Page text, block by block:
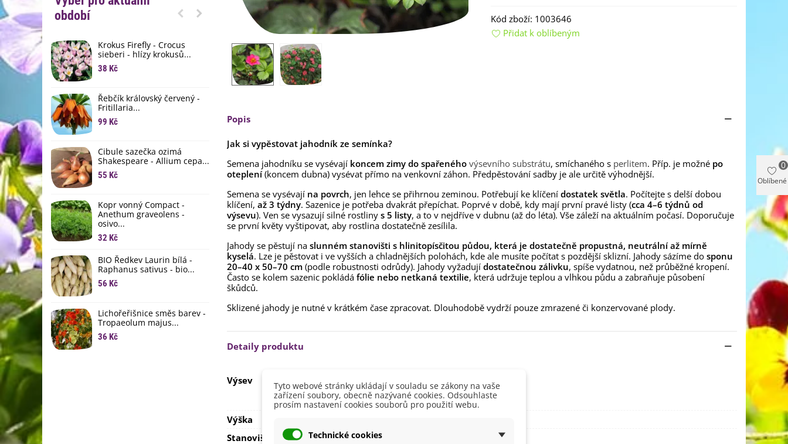
období
Krokus Firefly - Crocus
sieberi - hlízy krokusů...
38 Kč
Řebčík královský červený -
Fritillaria...
99 Kč
Cibule sazečka ozimá
Shakespeare - Allium cepa...
55 Kč
Kopr vonný Compact -
Anethum graveolens -
osivo...
32 Kč
BIO Ředkev Laurin bílá -
Raphanus sativus - bio...
56 Kč
Lichořeřišnice směs barev -
Tropaeolum majus...
36 Kč
Semínkové bomby - dárkový
box na vajíčka -...
192 Kč
Daucus carota - osivo...
34 Kč
Lilie Canova - Lilium - cibule
lilií - 1 ks
60 Kč 85 Kč -30%
Begonie plnokvětá žlutá -
60 Kč 85 Kč -30%
Eukalyptus Baby Blue -
Blahovičník - Eukalyptus...
Kód zboží: 1003646
Přidat k oblíbeným
Popis
Jak si vypěstovat jahodník ze semínka?
Semena jahodníku se vysévají koncem zimy do spařeného výsevního substrátu, smíchaného s perlitem. Příp. je možné po
oteplení(koncem dubna) vysévat přímo na venkovní záhon. Předpěstování sadby je ale určitě výhodnější.
Semena se vysévají na povrch, jen lehce se přihrnou zeminou. Potřebují ke klíčení dostatek světla. Počítejte s delší dobou
klíčení, až 3 týdny. Sazenice je potřeba dvakrát přepíchat. Poprvé v době, kdy mají první pravé listy (cca 4–6 týdnů od
výsevu). Ven se vysazují silné rostliny s 5 listy, a to v nejdříve v dubnu (až do léta). Vše záleží na aktuálním počasí. Doporučuje
se první květy vyštipovat, aby rostlina dostatečně zesílila.
Jahody se pěstují na slunném stanovišti s hlinitopísčitou půdou, která je dostatečně propustná, neutrální až mírně
kyselá. Lze je pěstovat i ve vyšších a chladnějších polohách, kde ale musíte počítat s pozdější sklizní. Jahody sázíme do sponu
20–40 x 50–70 cm (podle robustnosti odrůdy). Jahody vyžadují dostatečnou zálivku, spíše vydatnou, než průběžné kropení.
Často se kolem sazenic pokládá fólie nebo netkaná textilie, která udržuje teplou a vlhkou půdu a zabraňuje působení
škůdců.
Sklizené jahody je nutné v krátkém čase zpracovat. Dlouhodobě vydrží pouze zmrazené či konzervované plody.
Detaily produktu
Výsev
Březen
Duben
Únor
Výška
Stanoviště
Slunečné
Oblíbené
0
Tyto webové stránky ukládají v souladu se zákony na vaše
zařízení soubory, obecně nazývané cookies. Odsouhlaste
prosím nastavení cookies souborů pro použití webu.
Technické cookies